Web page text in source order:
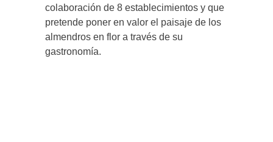
colaboración de 8 establecimientos y que
pretende poner en valor el paisaje de los
almendros en flor a través de su
gastronomía.